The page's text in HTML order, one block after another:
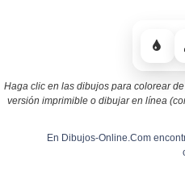
Haga clic en las dibujos para colorear de
versión imprimible o dibujar en línea
En Dibujos-Online.Com